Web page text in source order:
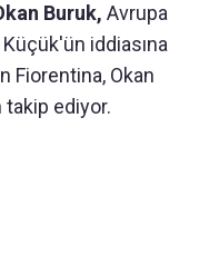
Buruk, Avrupa
iddiasına
Fiorentina, Okan
takip ediyor.